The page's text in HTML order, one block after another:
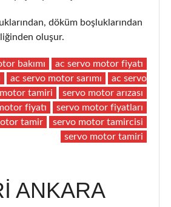
döküm boşluklarından
oluşur.
bakımı
ac servo motor fiyatı
ac servo motor sarımı
ac servo
tamiri
servo motor arızası
fiyatı
servo motor fiyatları
tamir
servo motor tamircisi
servo motor tamiri
ANKARA